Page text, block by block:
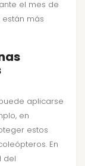
el mes de
más
aplicarse
en
estos
En
del